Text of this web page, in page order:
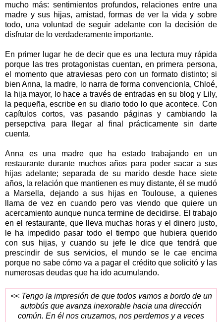
mucho más: sentimientos profundos, relaciones entre una
madre y sus hijas, amistad, formas de ver la vida y sobre
todo, una voluntad de seguir adelante con la decisión de
disfrutar de lo verdaderamente importante.
En primer lugar he de decir que es una lectura muy rápida
porque las tres protagonistas cuentan, en primera persona,
el momento que atraviesas pero con un formato distinto; si
bien Anna, la madre, lo narra de forma convencionla, Chloé,
la hija mayor, lo hace a través de entradas en su blog y Lily,
la pequeña, escribe en su diario todo lo que acontece. Con
capítulos cortos, vas pasando páginas y cambiando la
persepctiva para llegar al final prácticamente sin darte
cuenta.
Anna es una madre que ha estado trabajando en un
restaurante durante muchos años para poder sacar a sus
hijas adelante; separada de su marido desde hace siete
años, la relación que mantienen es muy distante, él se mudó
a Marsella, dejando a sus hijas en Toulouse, a quienes
llama de vez en cuando pero vas viendo que quiere un
acercamiento aunque nunca termine de decidirse. El trabajo
en el restaurante, que lleva muchas horas y el dinero justo,
le ha impedido pasar todo el tiempo que hubiera querido
con sus hijas, y cuando su jefe le dice que tendrá que
prescindir de sus servicios, el mundo se le cae encima
porque no sabe cómo va a pagar el crédito que solicitó y las
numerosas deudas que ha ido acumulando.
<< Tengo la impresión de que todos vamos a bordo de un
autobús que avanza inexorable hacia una dirección
común. En él nos cruzamos, nos perdemos y a veces